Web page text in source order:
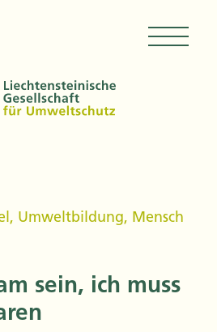
, Umweltbildung, Mensch
sein, ich muss